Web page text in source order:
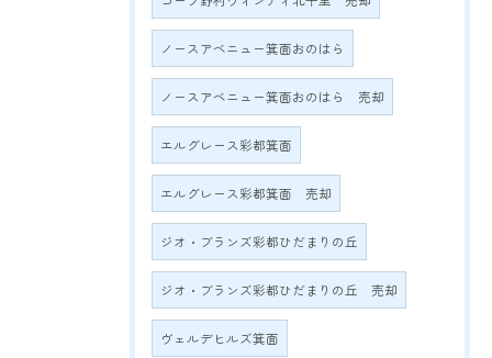
ノースアベニュー箕面おのはら
ノースアベニュー箕面おのはら 売却
エルグレース彩都箕面
エルグレース彩都箕面 売却
ジオ・ブランズ彩都ひだまりの丘
ジオ・ブランズ彩都ひだまりの丘 売却
ヴェルデヒルズ箕面